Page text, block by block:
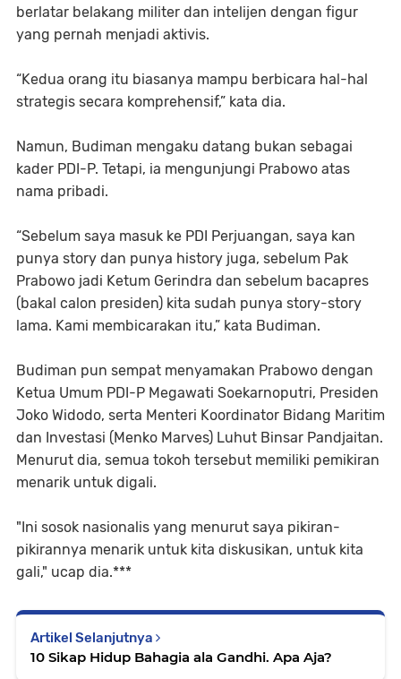
berlatar belakang militer dan intelijen dengan figur
yang pernah menjadi aktivis.
“Kedua orang itu biasanya mampu berbicara hal-hal
strategis secara komprehensif,” kata dia.
Namun, Budiman mengaku datang bukan sebagai
kader PDI-P. Tetapi, ia mengunjungi Prabowo atas
nama pribadi.
“Sebelum saya masuk ke PDI Perjuangan, saya kan
punya story dan punya history juga, sebelum Pak
Prabowo jadi Ketum Gerindra dan sebelum bacapres
(bakal calon presiden) kita sudah punya story-story
lama. Kami membicarakan itu,” kata Budiman.
Budiman pun sempat menyamakan Prabowo dengan
Ketua Umum PDI-P Megawati Soekarnoputri, Presiden
Joko Widodo, serta Menteri Koordinator Bidang Maritim
dan Investasi (Menko Marves) Luhut Binsar Pandjaitan.
Menurut dia, semua tokoh tersebut memiliki pemikiran
menarik untuk digali.
"Ini sosok nasionalis yang menurut saya pikiran-
pikirannya menarik untuk kita diskusikan, untuk kita
gali," ucap dia.***
Artikel Selanjutnya
10 Sikap Hidup Bahagia ala Gandhi. Apa Aja?